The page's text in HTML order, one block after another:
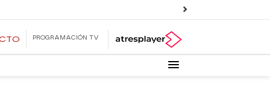
PROGRAMACIÓN TV